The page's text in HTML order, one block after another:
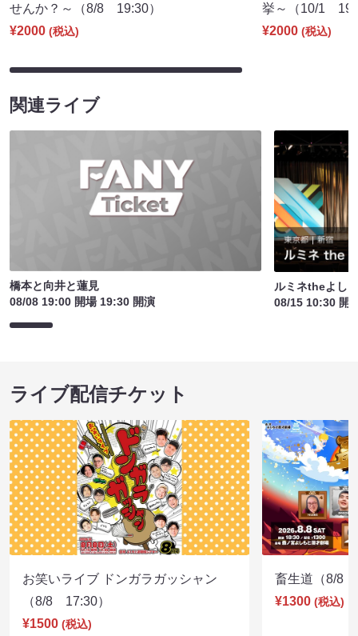
せんか？～（8/8 19:30）
¥2000 (税込)
挙～（10/1
¥2000 (税込)
関連ライブ
橋本と向井と蓮見
08/08 19:00 開場 19:30 開演
ルミネtheよし
08/15 10:30 開
ライブ配信チケット
お笑いライブ ドンガラガッシャン
（8/8 17:30）
¥1500 (税込)
畜生道（8/8
¥1300 (税込)